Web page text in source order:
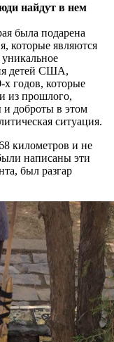
найдут в нем
была подарена
которые являются
детей США,
годов, которые
из прошлого,
доброты в этом
ситуация.
километров и не
написаны эти
был разгар